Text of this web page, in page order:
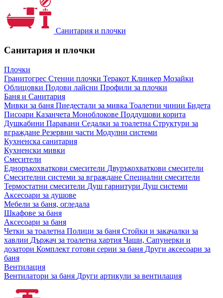
Санитария и плочки
Санитария и плочки
Плочки
Гранитогрес Стенни плочки Теракот Клинкер Мозайки
Облицовки Подови лайсни Профили за плочки
Баня и Санитария
Мивки за баня Пиедестали за мивка Тоалетни чинии Бидета
Писоари Казанчета Моноблокове Поддушови корита
Душкабини Паравани Седалки за тоалетна Структури за
вграждане Резервни части Модулни системи
Кухненска санитария
Кухненски мивки
Смесители
Едноръкохваткови смесители Двуръкохваткови смесители
Смесителни системи за вграждане Специални смесители
Термостатни смесители Душ гарнитури Душ системи
Аксесоари за душове
Мебели за баня, огледала
Шкафове за баня
Аксесоари за баня
Четки за тоалетна Полици за баня Стойки и закачалки за
хавлии Държач за тоалетна хартия Чаши, Сапунерки и
дозатори Комплект готови серии за баня Други аксесоари за
баня
Вентилация
Вентилатори за баня Други артикули за вентилация